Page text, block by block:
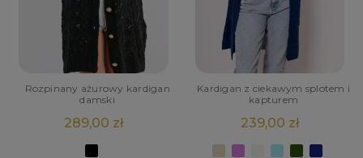
Rozpinany ażurowy kardigan
damski
289,00 zł
Kardigan z ciekawym splotem i
kapturem
239,00 zł